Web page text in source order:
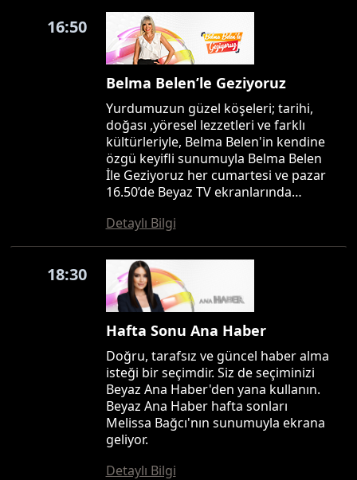
16:50
Belma Belen’le Geziyoruz
Yurdumuzun güzel köşeleri; tarihi,
doğası ,yöresel lezzetleri ve farklı
kültürleriyle, Belma Belen'in kendine
özgü keyifli sunumuyla Belma Belen
İle Geziyoruz her cumartesi ve pazar
16.50’de Beyaz TV ekranlarında…
Detaylı Bilgi
18:30
Hafta Sonu Ana Haber
Doğru, tarafsız ve güncel haber alma
isteği bir seçimdir. Siz de seçiminizi
Beyaz Ana Haber'den yana kullanın.
Beyaz Ana Haber hafta sonları
Melissa Bağcı'nın sunumuyla ekrana
geliyor.
Detaylı Bilgi